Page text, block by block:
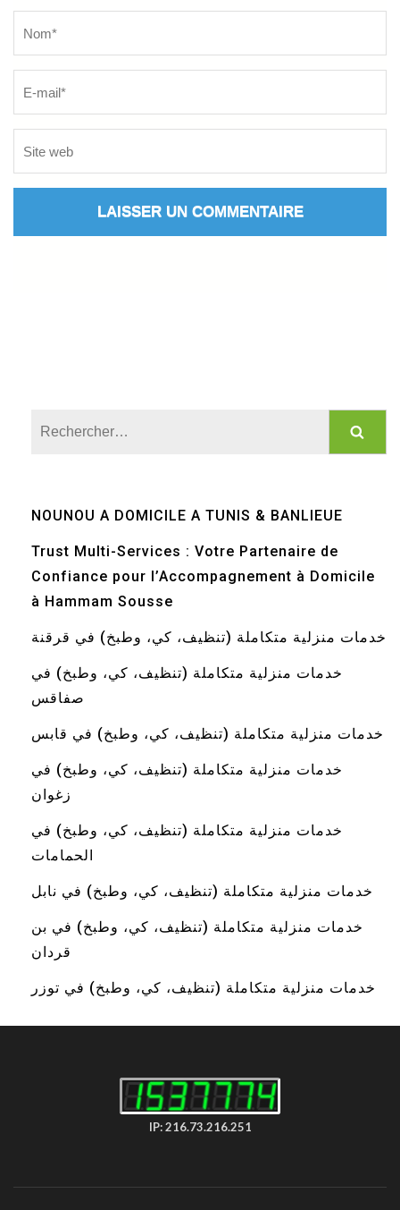
NOUNOU A DOMICILE A TUNIS & BANLIEUE
Trust Multi-Services : Votre Partenaire de
Confiance pour l’Accompagnement à Domicile
à Hammam Sousse
خدمات منزلية متكاملة (تنظيف، كي، وطبخ) في قرقنة
خدمات منزلية متكاملة (تنظيف، كي، وطبخ) في
صفاقس
خدمات منزلية متكاملة (تنظيف، كي، وطبخ) في قابس
خدمات منزلية متكاملة (تنظيف، كي، وطبخ) في
زغوان
خدمات منزلية متكاملة (تنظيف، كي، وطبخ) في
الحمامات
خدمات منزلية متكاملة (تنظيف، كي، وطبخ) في نابل
خدمات منزلية متكاملة (تنظيف، كي، وطبخ) في بن
قردان
خدمات منزلية متكاملة (تنظيف، كي، وطبخ) في توزر
IP: 216.73.216.251